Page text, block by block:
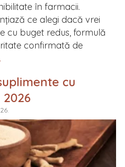
în farmacii.
ce alegi dacă vrei
cu buget redus, formulă
confirmată de
cu